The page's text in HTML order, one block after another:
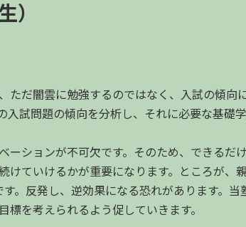
）
ただ闇雲に勉強するのではなく、入試の傾
入試問題の傾向を分析し、それに必要な基礎
ーションが不可欠です。そのため、できるだ
けていけるかが重要になります。ところが
。反発し、逆効果になる恐れがあります。
を考えられるよう促していきます。